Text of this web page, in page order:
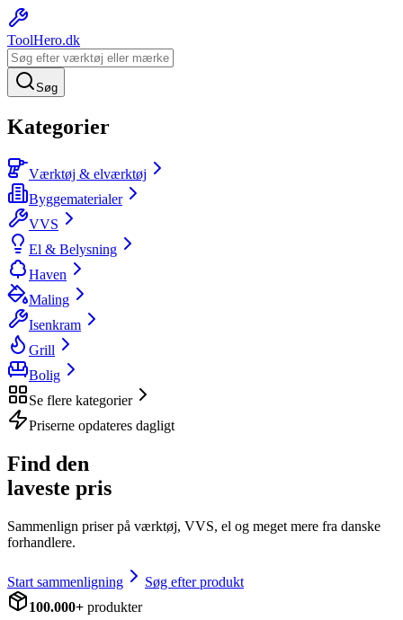
ToolHero.dk
Søg
Kategorier
Værktøj & elværktøj
Byggematerialer
VVS
El & Belysning
Haven
Maling
Isenkram
Grill
Bolig
Se flere kategorier
Priserne opdateres dagligt
Find den
laveste pris
Sammenlign priser på værktøj, VVS, el og meget mere fra danske
forhandlere.
Start sammenligning
Søg efter produkt
100.000+ produkter